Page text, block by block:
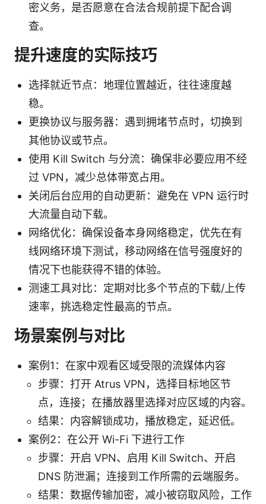
密义务，是否愿意在合法合规前提下配合调
查。
提升速度的实际技巧
选择就近节点：地理位置越近，往往速度越
稳。
更换协议与服务器：遇到拥堵节点时，切换到
其他协议或节点。
使用 Kill Switch 与分流：确保非必要应用不经
过 VPN，减少总体带宽占用。
关闭后台应用的自动更新：避免在 VPN 运行时
大流量自动下载。
网络优化：确保设备本身网络稳定，优先在有
线网络环境下测试，移动网络在信号强度好的
情况下也能获得不错的体验。
测速工具对比：定期对比多个节点的下载/上传
速率，挑选稳定性最高的节点。
场景案例与对比
案例1：在家中观看区域受限的流媒体内容
步骤：打开 Atrus VPN，选择目标地区节
点，连接；在播放器里选择对应区域的内容。
结果：内容解锁成功，播放稳定，延迟低。
案例2：在公开 Wi-Fi 下进行工作
步骤：开启 VPN、启用 Kill Switch、开启
DNS 防泄漏；连接到工作所需的云端服务。
结果：数据传输加密，减小被窃取风险，工作